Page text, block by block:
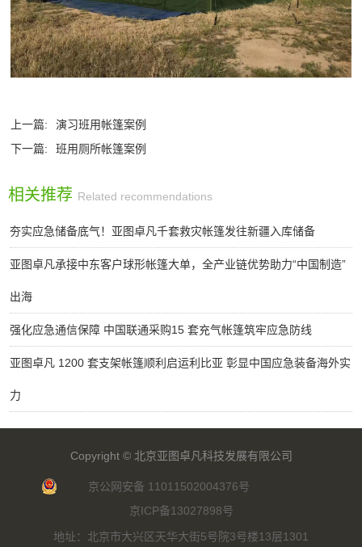
上一篇:
演习班用帐篷案例
下一篇:
班用厕所帐篷案例
相关推荐 Related recommendations
夯实应急储备底气！亚图卓凡千套救灾帐篷发往新疆入库储备
亚图卓凡承接中东客户球形帐篷大单，全产业链优势助力“中国制造”
出海
强化应急通信保障 中国联通采购15 套充气帐篷筑牢应急防线
亚图卓凡 1200 套支架帐篷顺利启运利比亚 彰显中国应急装备海外实
力
Copyright © 北京亚图卓凡科技发展有限公司
京公网安备 11011502004376号
京ICP备13027898号
地址：北京市大兴区天华大街5号院3号楼13层1301